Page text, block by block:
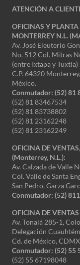
ATENCIÓN A
OFICINAS Y PLANTA
MONTERREY N.L.
Av. José Eleuterio
No. 512 Col. Mitras
(entre Ixtapa y Tuxtla)
C.P. 64320
México.
Conmutador: (52) 81
(52) 81 83467534
(52) 81 83738802
(52) 81 23162248
(52) 81 23162249
OFICINA DE
(Monterrey, N.L.):
Av. Calzada de Valle
Col. Valle de Santa
San Pedro, Garza
Conmutador: (52)
OFICINA DE
Av. Tonalá 285-1,
Delegación
Cd. de México,
Conmutador: (52) 55
(52) 55 67198048